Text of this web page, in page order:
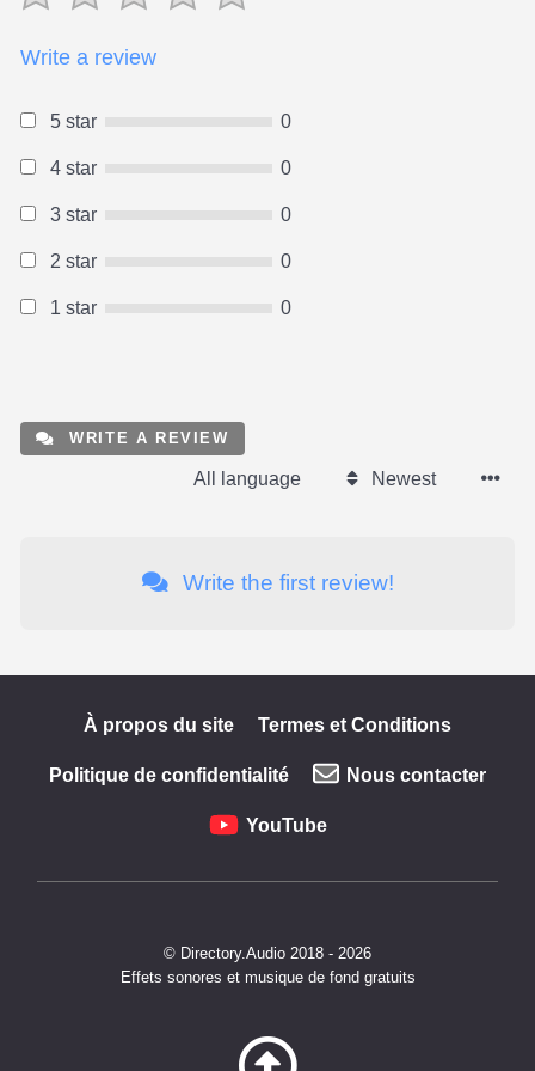
Write a review
5 star 0
4 star 0
3 star 0
2 star 0
1 star 0
WRITE A REVIEW
All language Newest
Write the first review!
À propos du site Termes et Conditions
Politique de confidentialité Nous contacter
YouTube
© Directory.Audio 2018 - 2026
Effets sonores et musique de fond gratuits